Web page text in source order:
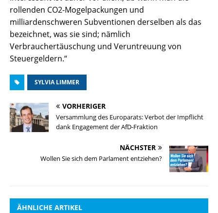
rollenden CO2-Mogelpackungen und
milliardenschweren Subventionen derselben als das
bezeichnet, was sie sind; nämlich
Verbrauchertäuschung und Veruntreuung von
Steuergeldern.“
SYLVIA LIMMER
VORHERIGER
Versammlung des Europarats: Verbot der Impflicht
dank Engagement der AfD-Fraktion
NÄCHSTER
Wollen Sie sich dem Parlament entziehen?
ÄHNLICHE ARTIKEL